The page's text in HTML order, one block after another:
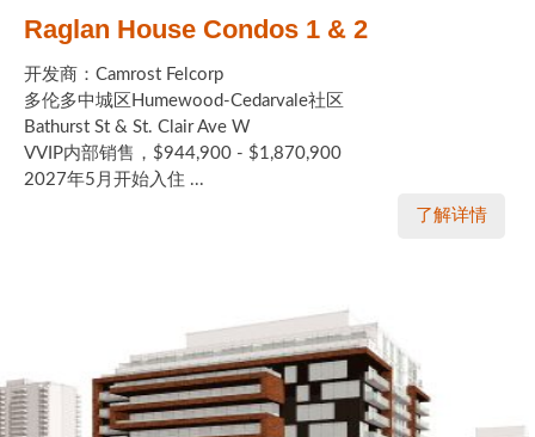
Raglan House Condos 1 & 2
开发商：Camrost Felcorp
多伦多中城区Humewood-Cedarvale社区
Bathurst St & St. Clair Ave W
VVIP内部销售，$944,900 - $1,870,900
2027年5月开始入住 ...
了解详情